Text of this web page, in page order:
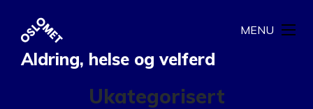
Aldring, helse og velferd
MENU
Kategori:
Ukategorisert